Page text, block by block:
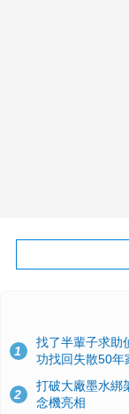
1
找了半輩子求助
功找回失散50年
2
打破大廠墨水綁
念機亮相